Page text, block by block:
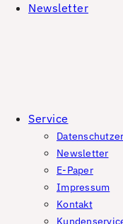
Newsletter
Service
Newsletter
E-Paper
Impressum
Kontakt